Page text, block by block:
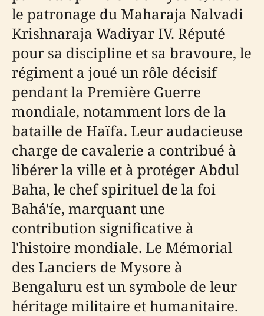
le patronage du Maharaja Nalvadi
Krishnaraja Wadiyar IV. Réputé
pour sa discipline et sa bravoure, le
régiment a joué un rôle décisif
pendant la Première Guerre
mondiale, notamment lors de la
bataille de Haïfa. Leur audacieuse
charge de cavalerie a contribué à
libérer la ville et à protéger Abdul
Baha, le chef spirituel de la foi
Bahá'íe, marquant une
contribution significative à
l'histoire mondiale. Le Mémorial
des Lanciers de Mysore à
Bengaluru est un symbole de leur
héritage militaire et humanitaire.